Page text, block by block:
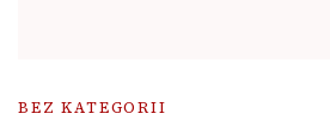
BEZ KATEGORII